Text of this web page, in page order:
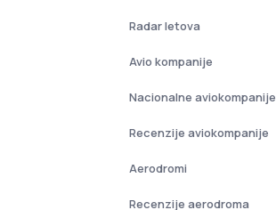
Radar letova
Avio kompanije
Nacionalne aviokompanije
Recenzije aviokompanije
Aerodromi
Recenzije aerodroma